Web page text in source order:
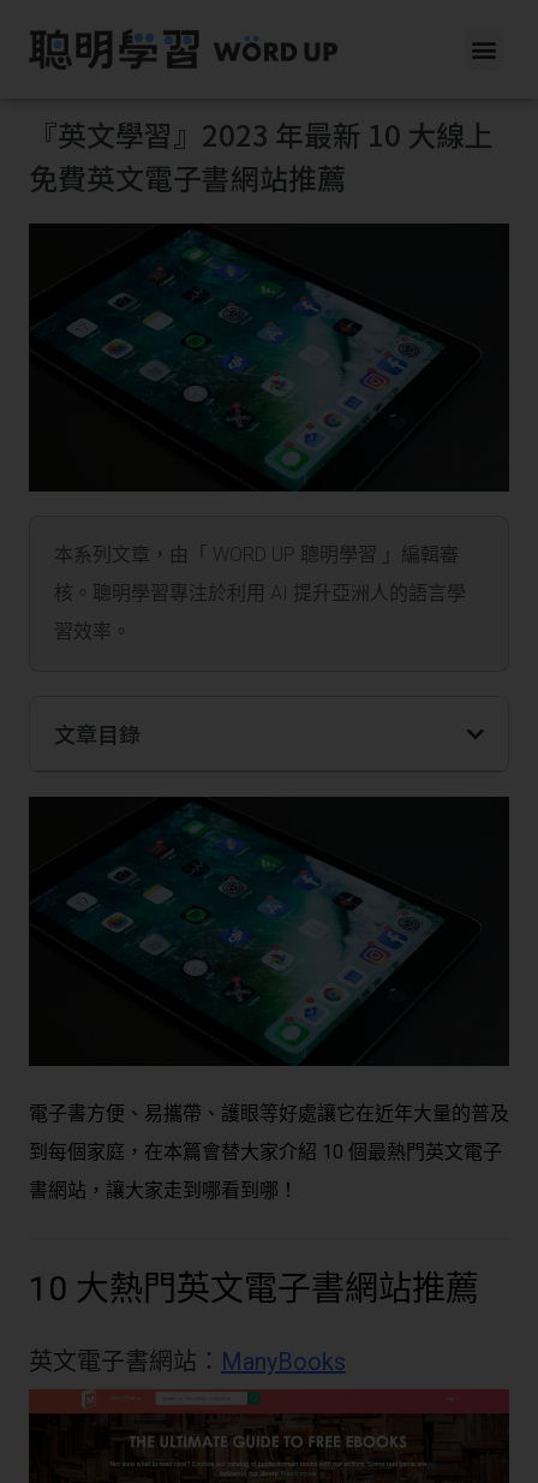
『英文學習』2023 年最新 10 大線上
免費英文電子書網站推薦
本系列文章，由「 WORD UP 聰明學習 」編輯審
核。聰明學習專注於利用 AI 提升亞洲人的語言學
習效率。
文章目錄
電子書方便、易攜帶、護眼等好處讓它在近年大量的普及
到每個家庭，在本篇會替大家介紹 10 個最熱門英文電子
書網站，讓大家走到哪看到哪！
10 大熱門英文電子書網站推薦
英文電子書網站： ManyBooks